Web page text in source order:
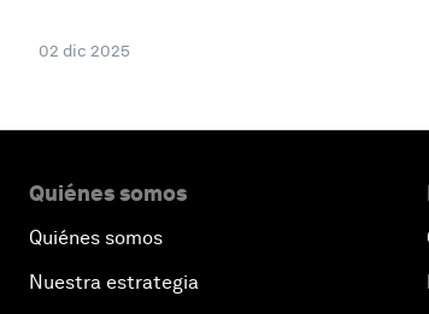
02 dic 2025
Quiénes somos
Quiénes somos
Nuestra estrategia